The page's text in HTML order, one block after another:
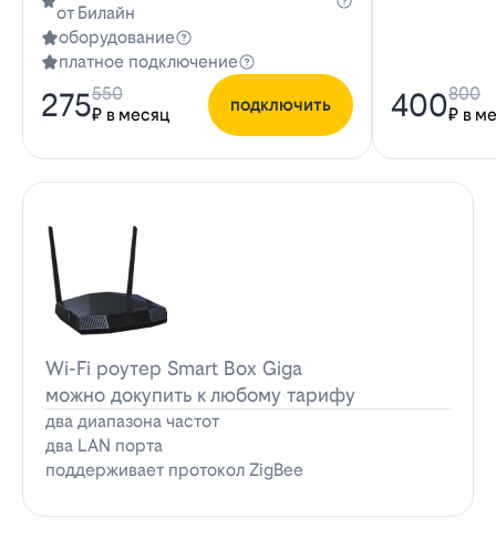
от Билайн
оборудование
платное подключение
275₽ в месяц
550
подключить 400₽ в
800
Wi-Fi роутер Smart Box Giga
можно докупить к любому тарифу
два диапазона частот
два LAN порта
поддерживает протокол ZigBee